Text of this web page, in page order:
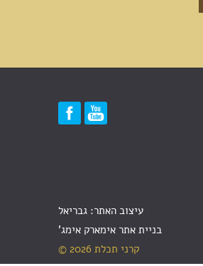
עיצוב האתר: גבריאל
בניית אתר אימארק אימג'
קרני תכלת 2026 ©